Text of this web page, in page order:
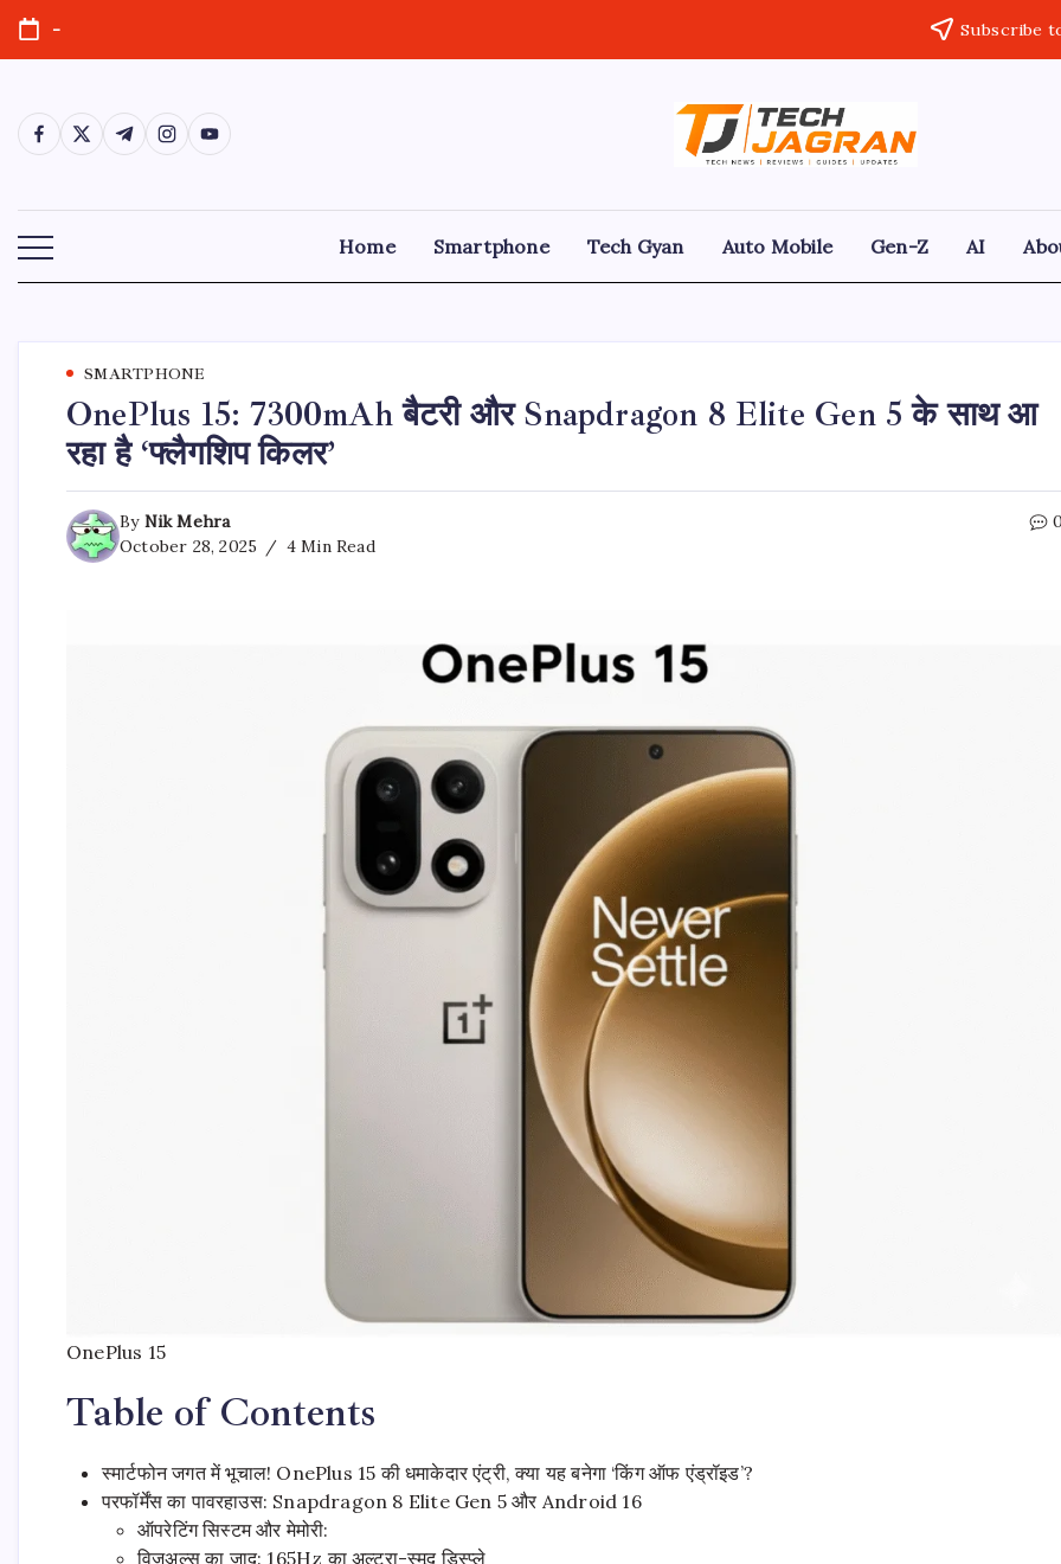
- Subscribe
Home Smartphone Tech Gyan Auto Mobile Gen-Z AI
SMARTPHONE
OnePlus 15: 7300mAh बैटरी और Snapdragon 8 Elite Gen 5 के साथ आ
रहा है ‘फ्लैगशिप किलर’
By Nik Mehra
October 28, 2025
4 Min Read
OnePlus 15
Table of Contents
स्मार्टफोन जगत में भूचाल! OnePlus 15 की धमाकेदार एंट्री, क्या यह बनेगा ‘किंग ऑफ एंड्रॉइड’?
परफॉर्मेंस का पावरहाउस: Snapdragon 8 Elite Gen 5 और Android 16
ऑपरेटिंग सिस्टम और मेमोरी:
विजुअल्स का जादू: 165Hz का अल्ट्रा-स्मूद डिस्प्ले